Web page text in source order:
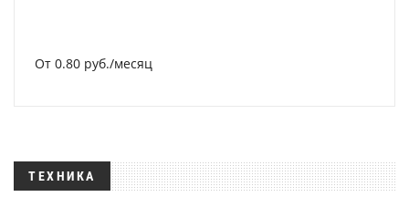
От 0.80 руб./месяц
ТЕХНИКА